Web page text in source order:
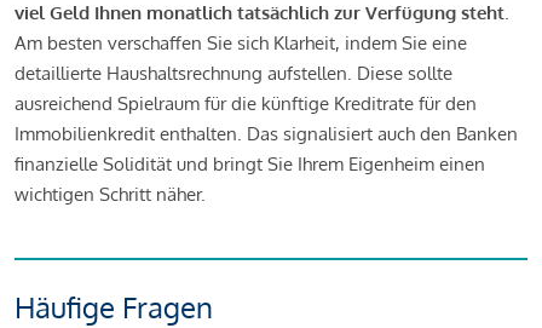
viel Geld Ihnen monatlich tatsächlich zur Verfügung steht.
Am besten verschaffen Sie sich Klarheit, indem Sie eine
detaillierte Haushaltsrechnung aufstellen. Diese sollte
ausreichend Spielraum für die künftige Kreditrate für den
Immobilienkredit enthalten. Das signalisiert auch den Banken
finanzielle Solidität und bringt Sie Ihrem Eigenheim einen
wichtigen Schritt näher.
Häufige Fragen